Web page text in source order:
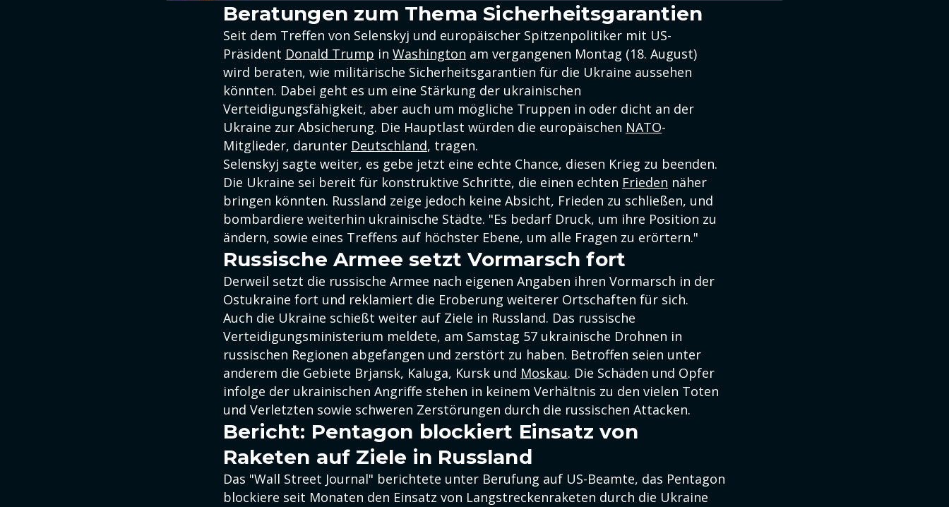
Beratungen zum Thema Sicherheitsgarantien
Seit dem Treffen von Selenskyj und europäischer Spitzenpolitiker mit US-
Präsident Donald Trump in Washington am vergangenen Montag (18. August)
wird beraten, wie militärische Sicherheitsgarantien für die Ukraine aussehen
könnten. Dabei geht es um eine Stärkung der ukrainischen
Verteidigungsfähigkeit, aber auch um mögliche Truppen in oder dicht an der
Ukraine zur Absicherung. Die Hauptlast würden die europäischen NATO-
Mitglieder, darunter Deutschland, tragen.
Selenskyj sagte weiter, es gebe jetzt eine echte Chance, diesen Krieg zu beenden.
Die Ukraine sei bereit für konstruktive Schritte, die einen echten Frieden näher
bringen könnten. Russland zeige jedoch keine Absicht, Frieden zu schließen, und
bombardiere weiterhin ukrainische Städte. "Es bedarf Druck, um ihre Position zu
ändern, sowie eines Treffens auf höchster Ebene, um alle Fragen zu erörtern."
Russische Armee setzt Vormarsch fort
Derweil setzt die russische Armee nach eigenen Angaben ihren Vormarsch in der
Ostukraine fort und reklamiert die Eroberung weiterer Ortschaften für sich.
Auch die Ukraine schießt weiter auf Ziele in Russland. Das russische
Verteidigungsministerium meldete, am Samstag 57 ukrainische Drohnen in
russischen Regionen abgefangen und zerstört zu haben. Betroffen seien unter
anderem die Gebiete Brjansk, Kaluga, Kursk und Moskau. Die Schäden und Opfer
infolge der ukrainischen Angriffe stehen in keinem Verhältnis zu den vielen Toten
und Verletzten sowie schweren Zerstörungen durch die russischen Attacken.
Bericht: Pentagon blockiert Einsatz von
Raketen auf Ziele in Russland
Das "Wall Street Journal" berichtete unter Berufung auf US-Beamte, das Pentagon
blockiere seit Monaten den Einsatz von Langstreckenraketen durch die Ukraine